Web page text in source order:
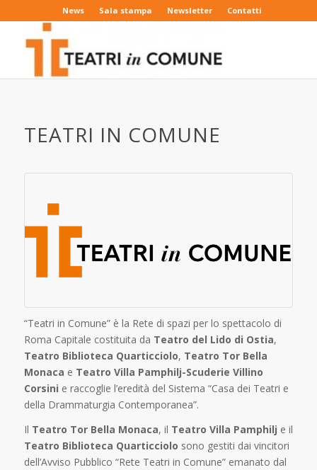
News Sala stampa Newsletter Contatti
TEATRI IN COMUNE
“Teatri in Comune” è la Rete di spazi per lo spettacolo di
Roma Capitale costituita da Teatro del Lido di Ostia,
Teatro Biblioteca Quarticciolo, Teatro Tor Bella
Monaca e Teatro Villa Pamphilj-Scuderie Villino
Corsini e raccoglie l’eredità del Sistema “Casa dei Teatri e
della Drammaturgia Contemporanea”.
Il Teatro Tor Bella Monaca, il Teatro Villa Pamphilj e il
Teatro Biblioteca Quarticciolo sono gestiti dai vincitori
dell’Avviso Pubblico “Rete Teatri in Comune” emanato dal